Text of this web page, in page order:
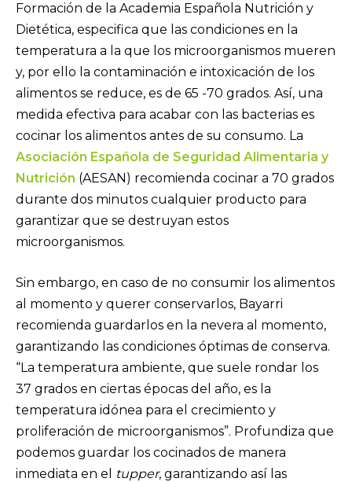
Formación de la Academia Española Nutrición y
Dietética, especifica que las condiciones en la
temperatura a la que los microorganismos mueren
y, por ello la contaminación e intoxicación de los
alimentos se reduce, es de 65 -70 grados. Así, una
medida efectiva para acabar con las bacterias es
cocinar los alimentos antes de su consumo. La
Asociación Española de Seguridad Alimentaria y
Nutrición (AESAN) recomienda cocinar a 70 grados
durante dos minutos cualquier producto para
garantizar que se destruyan estos
microorganismos.
Sin embargo, en caso de no consumir los alimentos
al momento y querer conservarlos, Bayarri
recomienda guardarlos en la nevera al momento,
garantizando las condiciones óptimas de conserva.
“La temperatura ambiente, que suele rondar los
37 grados en ciertas épocas del año, es la
temperatura idónea para el crecimiento y
proliferación de microorganismos”. Profundiza que
podemos guardar los cocinados de manera
inmediata en el
tupper, garantizando así las